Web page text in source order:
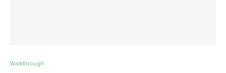
Walkthrough